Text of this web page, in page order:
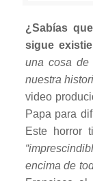
¿Sabías
sigue
una cosa de
nuestra
video
Papa para
Este horror
encima de